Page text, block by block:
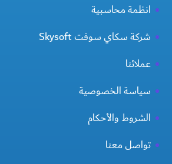
انظمة محاسبية
شركة سكاي سوفت Skysoft
عملائنا
سياسة الخصوصية
الشروط والأحكام
تواصل معنا